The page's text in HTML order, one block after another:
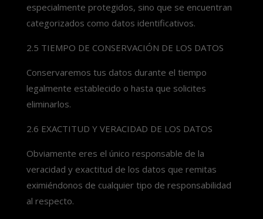
especialmente protegidos, sino que se encuentran
categorizados como datos identificativos.
2.5 TIEMPO DE CONSERVACIÓN DE LOS DATOS
Conservaremos tus datos durante el tiempo
legalmente establecido o hasta que solicites
eliminarlos.
2.6 EXACTITUD Y VERACIDAD DE LOS DATOS
Obviamente eres el único responsable de la
veracidad y exactitud de los datos que remitas
eximiéndonos de cualquier tipo de responsabilidad
al respecto.